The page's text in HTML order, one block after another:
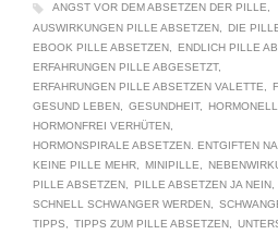
ANGST VOR DEM ABSETZEN DER PILLE
AUSWIRKUNGEN PILLE ABSETZEN
DIE
EBOOK PILLE ABSETZEN
ENDLICH PILLE
ERFAHRUNGEN PILLE ABGESETZT
ERFAHRUNGEN PILLE ABSETZEN VALETTE
GESUND LEBEN
GESUNDHEIT
HORMONFREI VERHÜTEN
HORMONSPIRALE ABSETZEN. ENTGIFTEN
KEINE PILLE MEHR
MINIPILLE
PILLE ABSETZEN
PILLE ABSETZEN JA NEIN
SCHNELL SCHWANGER WERDEN
TIPPS
TIPPS ZUM PILLE ABSETZEN